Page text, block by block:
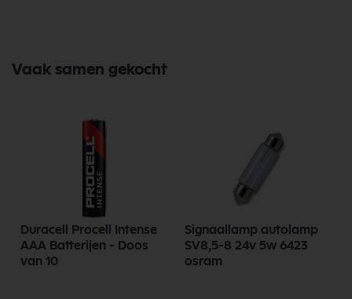
Vaak samen gekocht
Duracell Procell Intense
AAA Batterijen - Doos
van 10
Signaallamp autolamp
SV8,5-8 24v 5w 6423
osram